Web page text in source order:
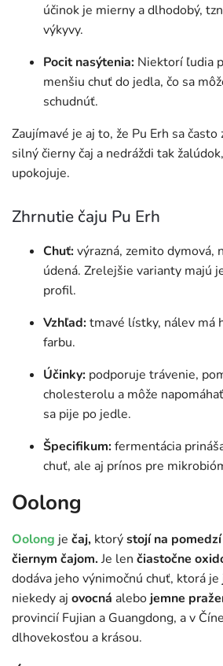
účinok je mierny a dlhodobý,
výkyvy.
Pocit nasýtenia: Niektorí ľudia
menšiu chuť do jedla, čo sa
schudnúť.
Zaujímavé je aj to, že Pu Erh sa často
silný čierny čaj a nedráždi tak
upokojuje.
Zhrnutie čaju Pu Erh
Chuť:výrazná, zemito dymová,
údená. Zrelejšie varianty majú
profil.
Vzhľad:tmavé lístky, nálev má
farbu.
Účinky: podporuje trávenie,
cholesterolu a môže
sa pije po jedle.
Špecifikum:fermentácia
chuť, ale aj prínos pre
Oolong
Oolong je čaj, ktorýstojí na
čiernym čajom. Je len čiastočne
dodáva jeho výnimočnú chuť, ktorá je
niekedy aj ovocná alebo jemne
provincií Fujian a Guangdong, a v
dlhovekosťou a krásou.